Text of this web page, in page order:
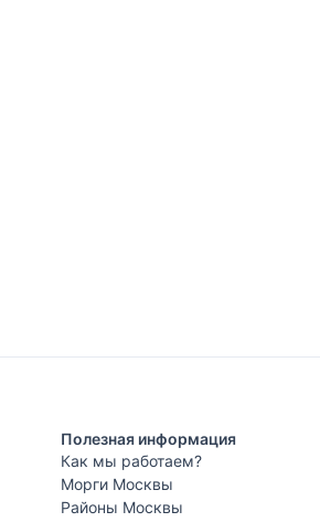
Полезная информация
Как мы работаем?
Морги Москвы
Районы Москвы